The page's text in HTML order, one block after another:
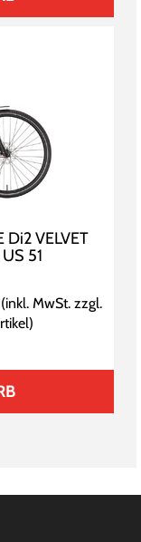
Di2 VELVET
51
MwSt. zzgl.
)